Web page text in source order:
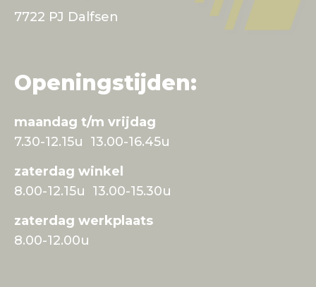
7722 PJ Dalfsen
Openingstijden:
maandag t/m vrijdag
7.30-12.15u 13.00-16.45u
zaterdag winkel
8.00-12.15u 13.00-15.30u
zaterdag werkplaats
8.00-12.00u